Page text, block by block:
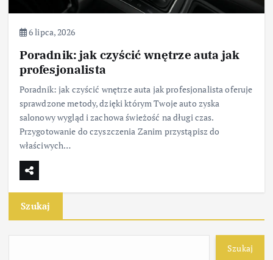
6 lipca, 2026
Poradnik: jak czyścić wnętrze auta jak
profesjonalista
Poradnik: jak czyścić wnętrze auta jak profesjonalista oferuje
sprawdzone metody, dzięki którym Twoje auto zyska
salonowy wygląd i zachowa świeżość na długi czas.
Przygotowanie do czyszczenia Zanim przystąpisz do
właściwych…
Szukaj
Szukaj